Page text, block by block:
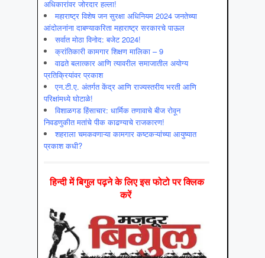
अधिकारांवर जोरदार हल्ला!
महाराष्ट्र विशेष जन सुरक्षा अधिनियम 2024 जनतेच्या
आंदोलनांना दाबण्याकरिता महाराष्ट्र सरकारचे पाऊल
सर्वात मोठा विनोद: बजेट 2024!
क्रांतिकारी कामगार शिक्षण मालिका – 9
वाढते बलात्कार आणि त्यावरील समाजातील अयोग्य
प्रतिक्रियांवर प्रकाश
एन.टी.ए. अंतर्गत केंद्र आणि राज्यस्तरीय भरती आणि
परिक्षांमध्ये घोटाळे!
विशाळगड हिंसाचार: धार्मिक तणावाचे बीज रोवून
निवडणुकीत मतांचे पीक काढण्याचे राजकारण!
शहराला चमकवणाऱ्या कामगार कष्टकऱ्यांच्या आयुष्यात
प्रकाश कधी?
हिन्‍दी में बिगुल पढ़ने के लिए इस फोटो पर क्लिक
करें